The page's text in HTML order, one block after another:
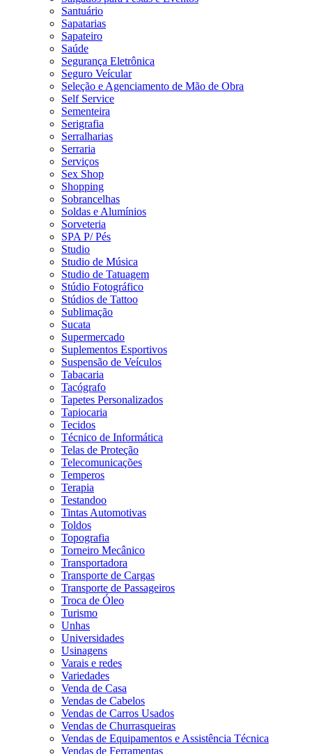
Santuário
Sapatarias
Sapateiro
Saúde
Segurança Eletrônica
Seguro Veícular
Seleção e Agenciamento de Mão de Obra
Self Service
Sementeira
Serigrafia
Serralharias
Serraria
Serviços
Sex Shop
Shopping
Sobrancelhas
Soldas e Alumínios
Sorveteria
SPA P/ Pés
Studio
Studio de Música
Studio de Tatuagem
Stúdio Fotográfico
Stúdios de Tattoo
Sublimação
Sucata
Supermercado
Suplementos Esportivos
Suspensão de Veículos
Tabacaria
Tacógrafo
Tapetes Personalizados
Tapiocaria
Tecidos
Técnico de Informática
Telas de Proteção
Telecomunicações
Temperos
Terapia
Testandoo
Tintas Automotivas
Toldos
Topografia
Torneiro Mecânico
Transportadora
Transporte de Cargas
Transporte de Passageiros
Troca de Óleo
Turismo
Unhas
Universidades
Usinagens
Varais e redes
Variedades
Venda de Casa
Vendas de Cabelos
Vendas de Carros Usados
Vendas de Churrasqueiras
Vendas de Equipamentos e Assistência Técnica
Vendas de Ferramentas